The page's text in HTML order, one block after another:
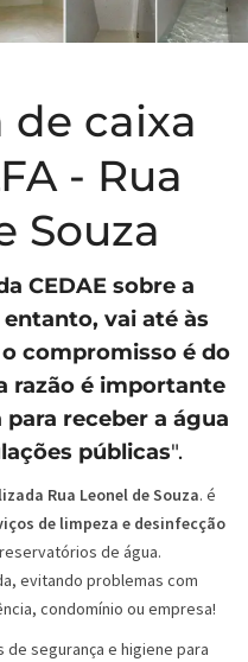
caixa
- Rua
Souza
CEDAE sobre a
vai até às
compromisso é do
razão é importante
receber a água
públicas".
Rua Leonel de Souza. é
de limpeza e desinfecção
de água.
evitando problemas com
condomínio ou empresa!
segurança e higiene para